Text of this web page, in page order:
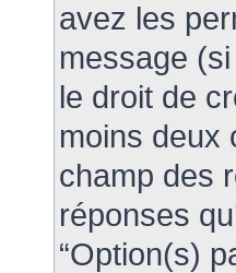
avez les
message
le droit de
moins deux
champ des
réponses
“Option(s)